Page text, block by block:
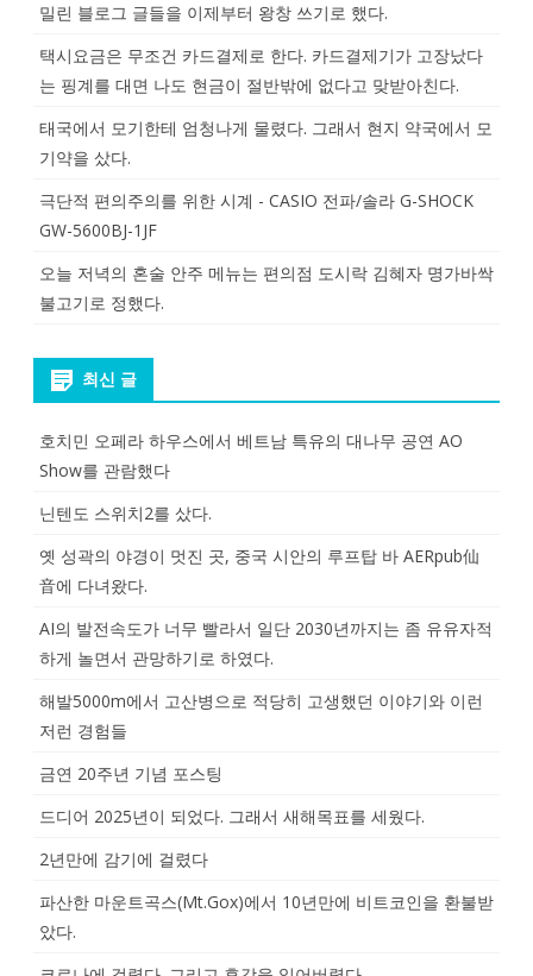
밀린 블로그 글들을 이제부터 왕창 쓰기로 했다.
택시요금은 무조건 카드결제로 한다. 카드결제기가 고장났다
는 핑계를 대면 나도 현금이 절반밖에 없다고 맞받아친다.
태국에서 모기한테 엄청나게 물렸다. 그래서 현지 약국에서 모
기약을 샀다.
극단적 편의주의를 위한 시계 - CASIO 전파/솔라 G-SHOCK
GW-5600BJ-1JF
오늘 저녁의 혼술 안주 메뉴는 편의점 도시락 김혜자 명가바싹
불고기로 정했다.
최신 글
호치민 오페라 하우스에서 베트남 특유의 대나무 공연 AO
Show를 관람했다
닌텐도 스위치2를 샀다.
옛 성곽의 야경이 멋진 곳, 중국 시안의 루프탑 바 AERpub仙
音에 다녀왔다.
AI의 발전속도가 너무 빨라서 일단 2030년까지는 좀 유유자적
하게 놀면서 관망하기로 하였다.
해발5000m에서 고산병으로 적당히 고생했던 이야기와 이런
저런 경험들
금연 20주년 기념 포스팅
드디어 2025년이 되었다. 그래서 새해목표를 세웠다.
2년만에 감기에 걸렸다
파산한 마운트곡스(Mt.Gox)에서 10년만에 비트코인을 환불받
았다.